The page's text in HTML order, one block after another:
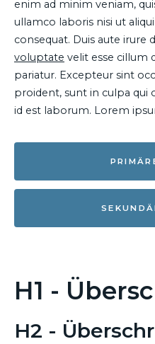
enim ad minim veniam,
ullamco laboris nisi ut
consequat. Duis aute
voluptate velit esse cillum
pariatur. Excepteur sint
proident, sunt in culpa qui
id est laborum. Lorem
H1 -
H2 -